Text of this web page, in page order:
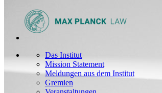
Das Institut
Mission Statement
Meldungen aus dem Institut
Gremien